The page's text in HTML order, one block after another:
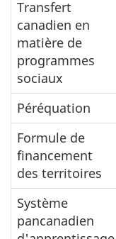
Transfert
canadien en
matière de
programmes
sociaux
Péréquation
Formule de
financement
des territoires
Système
pancanadien